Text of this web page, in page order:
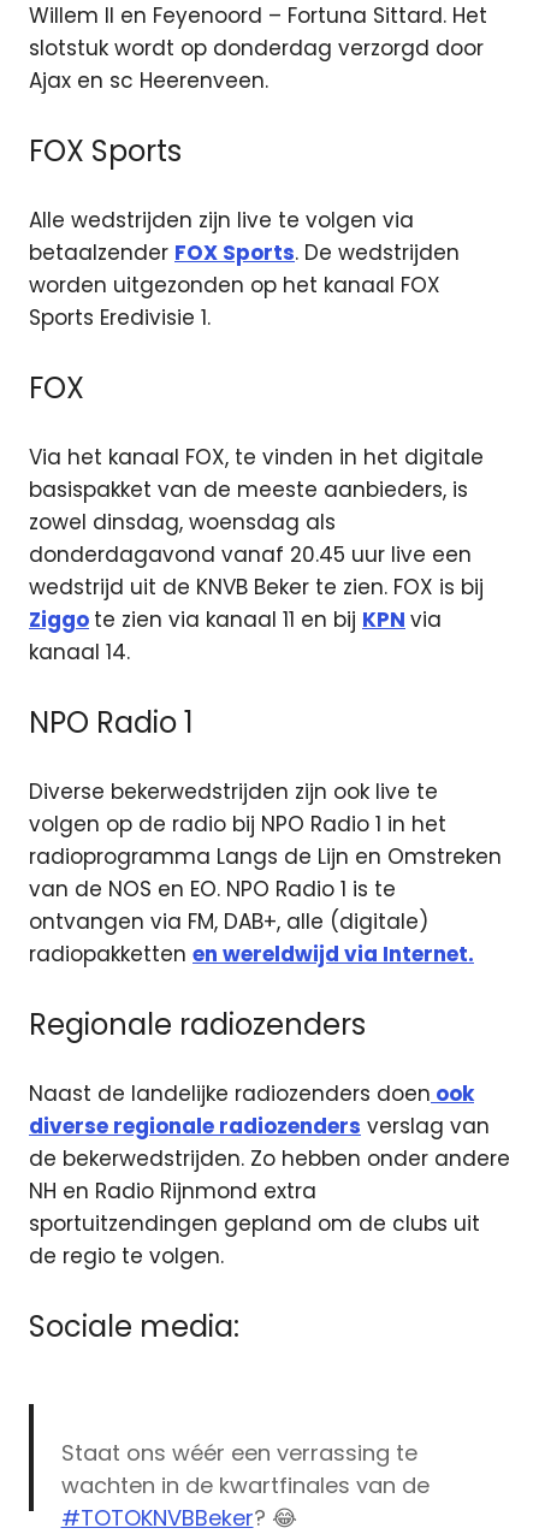
Willem II en Feyenoord – Fortuna Sittard. Het
slotstuk wordt op donderdag verzorgd door
Ajax en sc Heerenveen.
FOX Sports
Alle wedstrijden zijn live te volgen via
betaalzender FOX Sports. De wedstrijden
worden uitgezonden op het kanaal FOX
Sports Eredivisie 1.
FOX
Via het kanaal FOX, te vinden in het digitale
basispakket van de meeste aanbieders, is
zowel dinsdag, woensdag als
donderdagavond vanaf 20.45 uur live een
wedstrijd uit de KNVB Beker te zien. FOX is bij
Ziggo te zien via kanaal 11 en bij KPN via
kanaal 14.
NPO Radio 1
Diverse bekerwedstrijden zijn ook live te
volgen op de radio bij NPO Radio 1 in het
radioprogramma Langs de Lijn en Omstreken
van de NOS en EO. NPO Radio 1 is te
ontvangen via FM, DAB+, alle (digitale)
radiopakketten en wereldwijd via Internet.
Regionale radiozenders
Naast de landelijke radiozenders doen ook
diverse regionale radiozenders verslag van
de bekerwedstrijden. Zo hebben onder andere
NH en Radio Rijnmond extra
sportuitzendingen gepland om de clubs uit
de regio te volgen.
Sociale media:
Staat ons wéér een verrassing te
wachten in de kwartfinales van de
#TOTOKNVBBeker? 😂